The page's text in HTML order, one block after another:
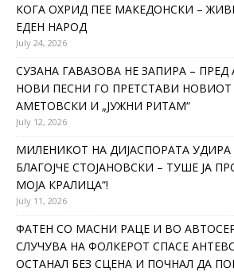
КОГА ОХРИД ПЕЕ МАКЕДОНСКИ –
ЕДЕН НАРОД
July 24, 2026
СУЗАНА ГАВАЗОВА НЕ ЗАПИРА –
НОВИ ПЕСНИ ГО ПРЕТСТАВИ НОВИОТ
АМЕТОВСКИ И „ЈУЖНИ РИТАМ“
July 12, 2026
МИЛЕНИКОТ НА ДИЈАСПОРАТА
БЛАГОЈЧЕ СТОЈАНОВСКИ – ТУШЕ ЈА
МОЈА КРАЛИЦА“!
July 11, 2026
ФАТЕН СО МАСНИ РАЦЕ И ВО
СЛУЧУВА НА ФОЛКЕРОТ СПАСЕ
ОСТАНАЛ БЕЗ СЦЕНА И ПОЧНАЛ ДА